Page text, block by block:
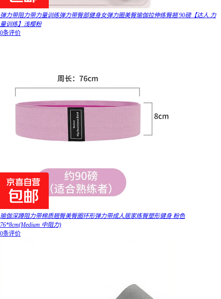
弹力带阻力带力量训练弹力带臀部健身女弹力圈美臀瑜伽拉伸练臀翘 90磅【达人.力
量训练】浅樱粉
0条评价
瑜伽深蹲阻力带棉质翘臀美臀圈环形弹力带成人居家练臀塑形健身 粉色
76*8cm(Medium 中阻力)
0条评价